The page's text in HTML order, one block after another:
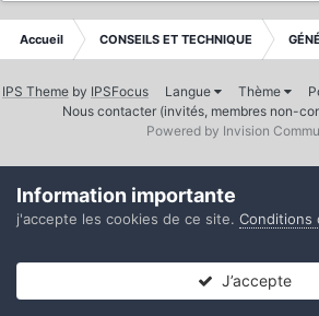
Accueil CONSEILS ET TECHNIQUE
IPS Theme by IPSFocus Langue Thème
Nous contacter (invités, membres non-
Powered by Invision
Information importante
j'accepte les cookies de ce site. Conditions
J’accepte